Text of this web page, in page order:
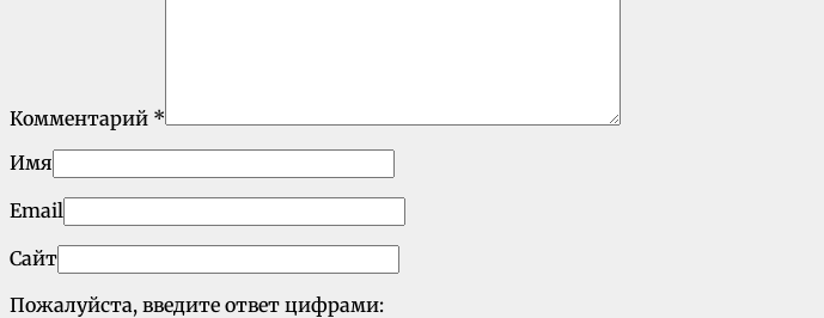
Комментарий *
Имя
Email
Сайт
Пожалуйста, введите ответ цифрами: